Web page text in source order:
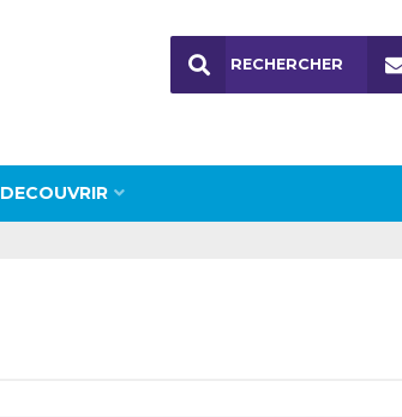
DECOUVRIR
RECHERCHER